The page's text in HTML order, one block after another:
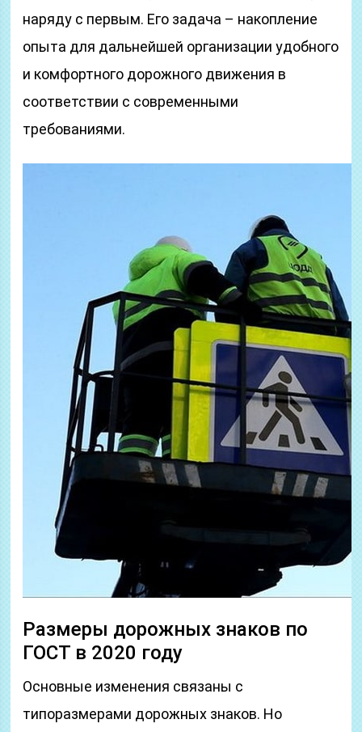
наряду с первым. Его задача – накопление
опыта для дальнейшей организации удобного
и комфортного дорожного движения в
соответствии с современными
требованиями.
Размеры дорожных знаков по
ГОСТ в 2020 году
Основные изменения связаны с
типоразмерами дорожных знаков. Но